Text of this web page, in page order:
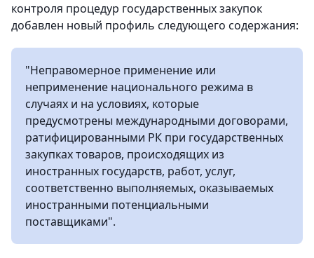
контроля процедур государственных закупок
добавлен новый профиль следующего содержания:
"Неправомерное применение или
неприменение национального режима в
случаях и на условиях, которые
предусмотрены международными договорами,
ратифицированными РК при государственных
закупках товаров, происходящих из
иностранных государств, работ, услуг,
соответственно выполняемых, оказываемых
иностранными потенциальными
поставщиками".